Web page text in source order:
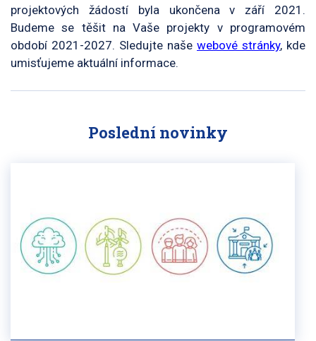
projektových žádostí byla ukončena v září 2021.
Budeme se těšit na Vaše projekty v programovém
období 2021-2027. Sledujte naše webové stránky, kde
umisťujeme aktuální informace.
Poslední novinky